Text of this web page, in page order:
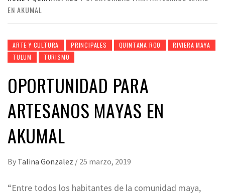
EN AKUMAL
ARTE Y CULTURA PRINCIPALES QUINTANA ROO
RIVIERA MAYA
TULUM
TURISMO
OPORTUNIDAD PARA
ARTESANOS MAYAS EN
AKUMAL
By Talina Gonzalez / 25 marzo, 2019
“Entre todos los habitantes de la comunidad maya,